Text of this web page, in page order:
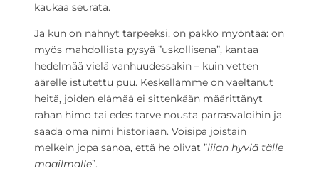
kaukaa seurata.
Ja kun on nähnyt tarpeeksi, on pakko myöntää: on
myös mahdollista pysyä ”uskollisena”, kantaa
hedelmää vielä vanhuudessakin – kuin vetten
äärelle istutettu puu. Keskellämme on vaeltanut
heitä, joiden elämää ei sittenkään määrittänyt
rahan himo tai edes tarve nousta parrasvaloihin ja
saada oma nimi historiaan. Voisipa joistain
melkein jopa sanoa, että he olivat ”liian hyviä tälle
maailmalle”.